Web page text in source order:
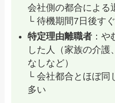
会社側の都合による
└ 待機期間7日後す
特定理由離職者：や
した人（家族の介護
なしなど）
└ 会社都合とほぼ同
多い